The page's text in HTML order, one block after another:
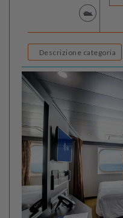
Descrizione categoria